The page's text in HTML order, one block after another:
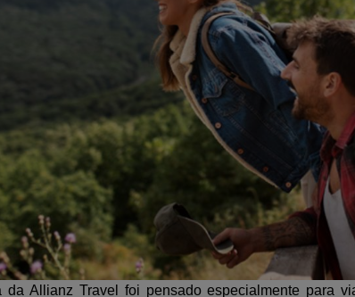
Allianz Travel foi pensado especialmente para